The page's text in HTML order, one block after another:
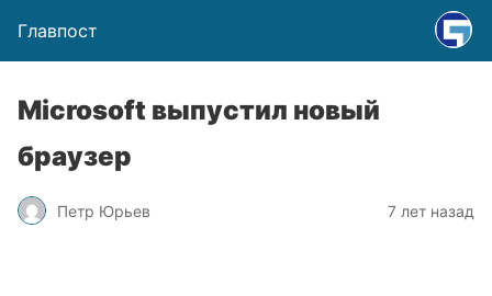
Главпост
Microsoft выпустил новый
браузер
Петр Юрьев 7 лет назад